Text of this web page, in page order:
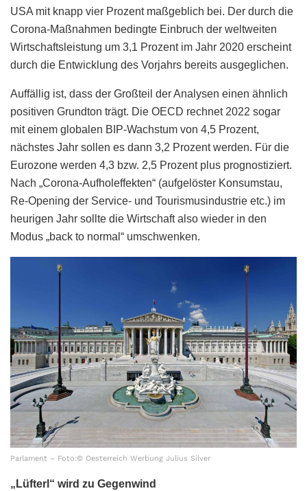
USA mit knapp vier Prozent maßgeblich bei. Der durch die
Corona-Maßnahmen bedingte Einbruch der weltweiten
Wirtschaftsleistung um 3,1 Prozent im Jahr 2020 erscheint
durch die Entwicklung des Vorjahrs bereits ausgeglichen.
Auffällig ist, dass der Großteil der Analysen einen ähnlich
positiven Grundton trägt. Die OECD rechnet 2022 sogar
mit einem globalen BIP-Wachstum von 4,5 Prozent,
nächstes Jahr sollen es dann 3,2 Prozent werden. Für die
Eurozone werden 4,3 bzw. 2,5 Prozent plus prognostiziert.
Nach „Corona-Aufholeffekten“ (aufgelöster Konsumstau,
Re-Opening der Service- und Tourismusindustrie etc.) im
heurigen Jahr sollte die Wirtschaft also wieder in den
Modus „back to normal“ umschwenken.
Parlament – Foto:© Oesterreich Werbung Julius Silver
„Lüfterl“ wird zu Gegenwind